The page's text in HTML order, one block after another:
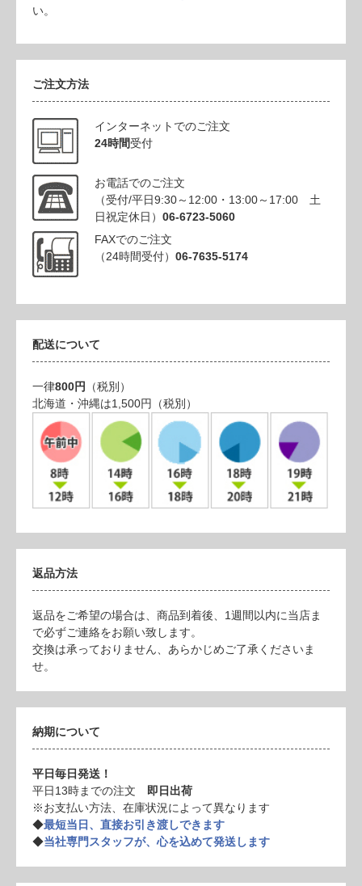
い。
ご注文方法
インターネットでのご注文
24時間受付
お電話でのご注文
（受付/平日9:30～12:00・13:00～17:00 土
日祝定休日） 06-6723-5060
FAXでのご注文
（24時間受付） 06-7635-5174
配送について
一律800円
（税別）
北海道・沖縄は1,500円（税別）
返品方法
返品をご希望の場合は、商品到着後、1週間以内に当店ま
で必ずご連絡をお願い致します。
交換は承っておりません、あらかじめご了承くださいま
せ。
納期について
平日毎日発送！
平日13時までの注文 即日出荷
※お支払い方法、在庫状況によって異なります
◆最短当日、直接お引き渡しできます
◆当社専門スタッフが、心を込めて発送します